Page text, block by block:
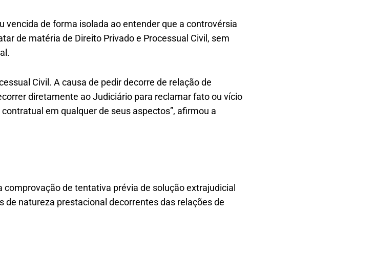
de forma isolada ao entender que a controvérsia
de matéria de Direito Privado e Processual Civil, sem
Civil. A causa de pedir decorre de relação de
diretamente ao Judiciário para reclamar fato ou vício
em qualquer de seus aspectos”, afirmou a
comprovação de tentativa prévia de solução extrajudicial
de natureza prestacional decorrentes das relações de